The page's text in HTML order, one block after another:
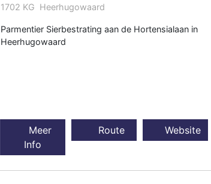
1702 KG Heerhugowaard
Parmentier Sierbestrating aan de Hortensialaan in
Heerhugowaard
Meer
Info
Route Website